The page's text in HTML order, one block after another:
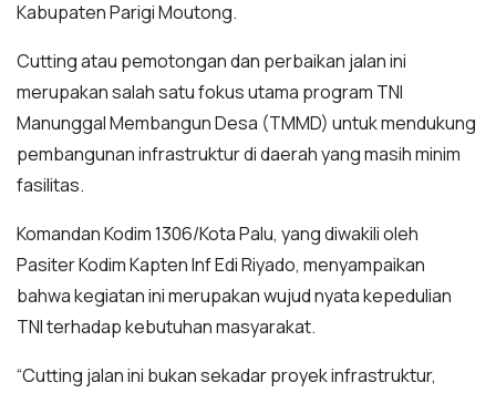
Kabupaten Parigi Moutong.
Cutting atau pemotongan dan perbaikan jalan ini
merupakan salah satu fokus utama program TNI
Manunggal Membangun Desa (TMMD) untuk mendukung
pembangunan infrastruktur di daerah yang masih minim
fasilitas.
Komandan Kodim 1306/Kota Palu, yang diwakili oleh
Pasiter Kodim Kapten Inf Edi Riyado, menyampaikan
bahwa kegiatan ini merupakan wujud nyata kepedulian
TNI terhadap kebutuhan masyarakat.
“Cutting jalan ini bukan sekadar proyek infrastruktur,